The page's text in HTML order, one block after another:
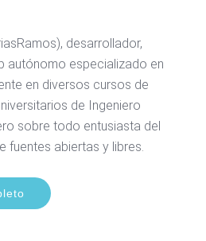
desarrollador,
autónomo especializado en
en diversos cursos de
de Ingeniero
sobre todo entusiasta del
fuentes abiertas y libres.